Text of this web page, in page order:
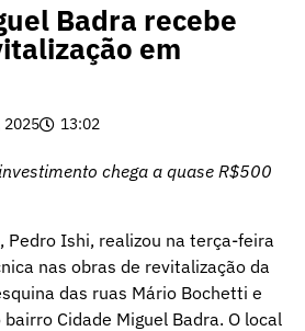
Badra recebe
em
2025 13:02
chega a quase R$500
Pedro Ishi, realizou na terça-feira
nas obras de revitalização da
das ruas Mário Bochetti e
Cidade Miguel Badra. O local